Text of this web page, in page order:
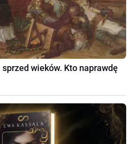
wieków. Kto naprawdę